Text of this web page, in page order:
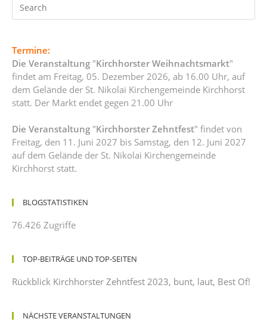
Termine:
Die Veranstaltung "Kirchhorster Weihnachtsmarkt"
findet am Freitag, 05. Dezember 2026, ab 16.00 Uhr, auf
dem Gelände der St. Nikolai Kirchengemeinde Kirchhorst
statt. Der Markt endet gegen 21.00 Uhr
Die Veranstaltung "Kirchhorster Zehntfest" findet von
Freitag, den 11. Juni 2027 bis Samstag, den 12. Juni 2027
auf dem Gelände der St. Nikolai Kirchengemeinde
Kirchhorst statt.
BLOGSTATISTIKEN
76.426 Zugriffe
TOP-BEITRÄGE UND TOP-SEITEN
Rückblick Kirchhorster Zehntfest 2023, bunt, laut, Best Of!
NÄCHSTE VERANSTALTUNGEN